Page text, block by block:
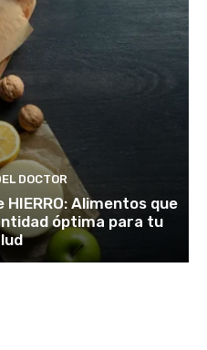
DOCTOR
Alimentos que
óptima para tu